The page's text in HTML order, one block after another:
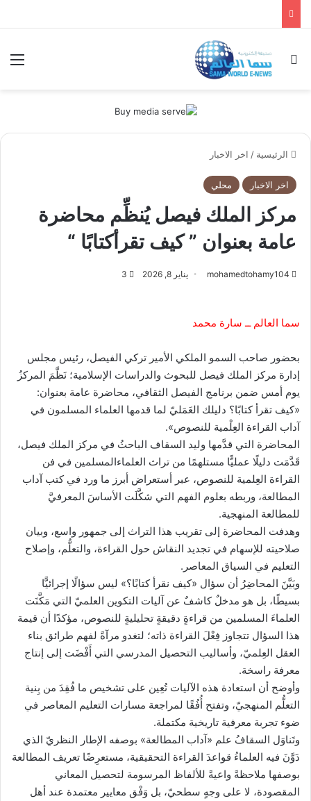
بحث عن
الرئيسية / اخر الاخبار
اخر الاخبار محلي
مركز الملك فيصل يُنظِّم محاضرة
عامة بعنوان ” كيف تقرأكتابًا “
mohamedtohamy104 يناير 8, 2026 3
سما العالم ــ سارة محمد
بحضور صاحب السمو الملكي الأمير تركي الفيصل، رئيس مجلس
إدارة مركز الملك فيصل للبحوث والدراسات الإسلامية؛ نَظَّمَ المركزُ
يوم أمس ضمن برنامج الفيصل الثقافي، محاضرة عامة بعنوان:
«كيف تقرأ كتابًا؟ دليلك العَمَليّ لما قدمها العلماء المسلمون في
آداب القراءة العِلْمية للنصوص».
المحاضرة التي قدَّمها وليد السقاف الباحثُ في مركز الملك فيصل،
قَدَّمَت دليلًا عمليًّا مستلهمًا من تراث العلماءالمسلمين في فن
القراءة العِلمية للنصوص، عبر أستعراض أبرز ما ورد في كتب آداب
المطالعة، وربطه بعلوم الفهم التي شكَّلَت الأساسَ المعرفيَّ
للمطالعة المنهجية.
وهدفت المحاضرة إلى تقريب هذا التراث إلى جمهور واسع، وبيان
صلاحيته للإسهام في تجديد النقاش حول القراءة، والتعلُّم، وإصلاح
التعليم في السياق المعاصر.
وبَيَّنَ المحاضِرُ أن سؤال «كيف نقرأ كتابًا؟» ليس سؤالًا إجرائيًّا
بسيطًا، بل هو مدخلٌ كاشفٌ عن آليات التكوين العلميّ التي مَكَّنَت
العلماءَ المسلمين من قراءةٍ دقيقةٍ تحليليةٍ للنصوص، مؤكدًا أن قيمة
هذا السؤال تتجاوز فِعْلَ القراءة ذاته؛ لتغدو مرآةً لفهم طرائق بناء
العقل العِلميّ، وأساليب التحصيل المدرسي التي أَفْضَت إلى إنتاج
معرفة راسخة.
وأوضح أن استعادة هذه الآليات تُعِين على تشخيص ما فُقِدَ من بِنية
التعلُّم المنهجيّ، وتفتح أُفُقًا لمراجعة مسارات التعليم المعاصر في
ضوء تجربة معرفية تاريخية مكتملة.
وتَناوَل السقافُ علم «آداب المطالعة» بوصفه الإطار النظريّ الذي
دَوَّنَ فيه العلماءُ قواعدَ القراءة التحقيقية، مستعرِضًا تعريف المطالعة
بوصفها ملاحظةً واعيةً للألفاظ المرسومة لتحصيل المعاني
المقصودة، لا على وجهٍ سطحيّ، بل وَفْق معايير معتمدة عند أهل